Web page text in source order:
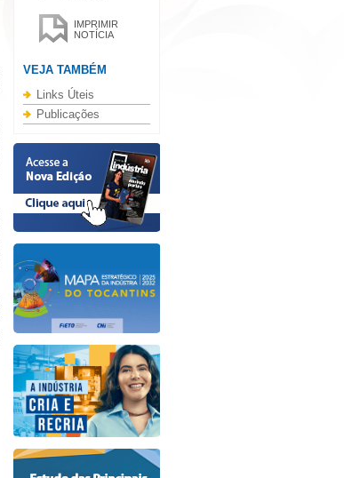
IMPRIMIR
NOTÍCIA
VEJA TAMBÉM
Links Úteis
Publicações